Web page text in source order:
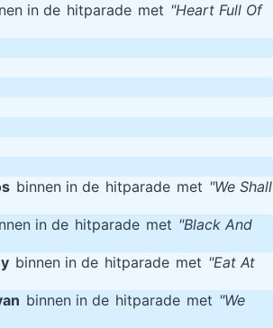
in de hitparade met "Heart Full Of
binnen in de hitparade met "We Shall
in de hitparade met "Black And
binnen in de hitparade met "Eat At
binnen in de hitparade met "We